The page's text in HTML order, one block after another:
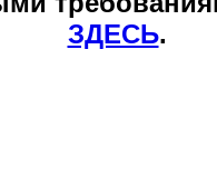
ЗДЕСЬ.